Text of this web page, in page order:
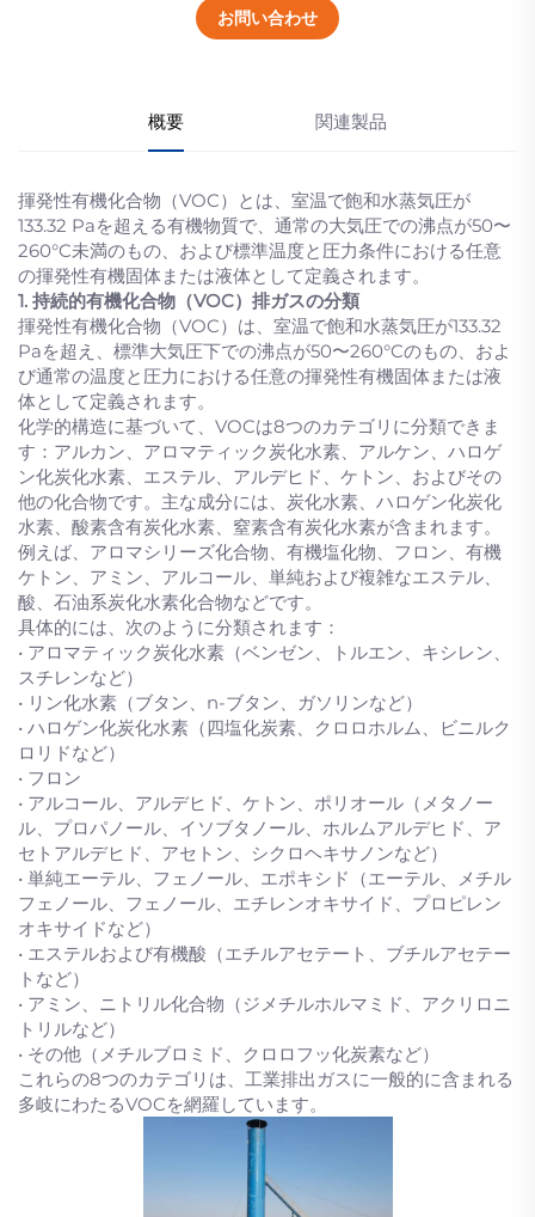
お問い合わせ
概要 関連製品
揮発性有機化合物（VOC）とは、室温で飽和水蒸気圧が
133.32 Paを超える有機物質で、通常の大気圧での沸点が50〜
260°C未満のもの、および標準温度と圧力条件における任意
の揮発性有機固体または液体として定義されます。
1. 持続的有機化合物（VOC）排ガスの分類
揮発性有機化合物（VOC）は、室温で飽和水蒸気圧が133.32
Paを超え、標準大気圧下での沸点が50〜260°Cのもの、およ
び通常の温度と圧力における任意の揮発性有機固体または液
体として定義されます。
化学的構造に基づいて、VOCは8つのカテゴリに分類できま
す：アルカン、アロマティック炭化水素、アルケン、ハロゲ
ン化炭化水素、エステル、アルデヒド、ケトン、およびその
他の化合物です。主な成分には、炭化水素、ハロゲン化炭化
水素、酸素含有炭化水素、窒素含有炭化水素が含まれます。
例えば、アロマシリーズ化合物、有機塩化物、フロン、有機
ケトン、アミン、アルコール、単純および複雑なエステル、
酸、石油系炭化水素化合物などです。
具体的には、次のように分類されます：
• アロマティック炭化水素（ベンゼン、トルエン、キシレン、
スチレンなど）
• リン化水素（ブタン、n-ブタン、ガソリンなど）
• ハロゲン化炭化水素（四塩化炭素、クロロホルム、ビニルク
ロリドなど）
• フロン
• アルコール、アルデヒド、ケトン、ポリオール（メタノー
ル、プロパノール、イソブタノール、ホルムアルデヒド、ア
セトアルデヒド、アセトン、シクロヘキサノンなど）
• 単純エーテル、フェノール、エポキシド（エーテル、メチル
フェノール、フェノール、エチレンオキサイド、プロピレン
オキサイドなど）
• エステルおよび有機酸（エチルアセテート、ブチルアセテー
トなど）
• アミン、ニトリル化合物（ジメチルホルマミド、アクリロニ
トリルなど）
• その他（メチルブロミド、クロロフッ化炭素など）
これらの8つのカテゴリは、工業排出ガスに一般的に含まれる
多岐にわたるVOCを網羅しています。